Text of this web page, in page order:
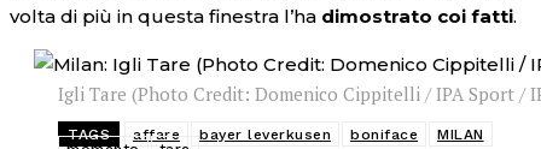
volta di più in questa finestra l’ha dimostrato coi fatti.
Igli Tare (Photo Credit: Domenico Cippitelli / IPA Sport /
TAGS affare bayer leverkusen boniface
MILAN